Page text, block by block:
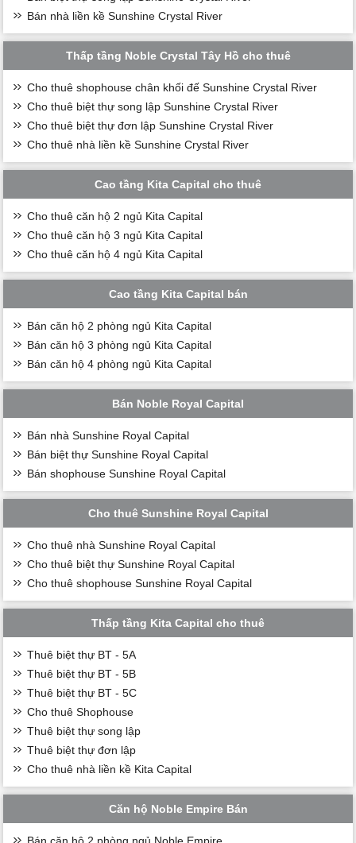
Bán nhà liền kề Sunshine Crystal River
Thấp tầng Noble Crystal Tây Hồ cho thuê
Cho thuê shophouse chân khối đế Sunshine Crystal River
Cho thuê biệt thự song lập Sunshine Crystal River
Cho thuê biệt thự đơn lập Sunshine Crystal River
Cho thuê nhà liền kề Sunshine Crystal River
Cao tầng Kita Capital cho thuê
Cho thuê căn hộ 2 ngủ Kita Capital
Cho thuê căn hộ 3 ngủ Kita Capital
Cho thuê căn hộ 4 ngủ Kita Capital
Cao tầng Kita Capital bán
Bán căn hộ 2 phòng ngủ Kita Capital
Bán căn hộ 3 phòng ngủ Kita Capital
Bán căn hộ 4 phòng ngủ Kita Capital
Bán Noble Royal Capital
Bán nhà Sunshine Royal Capital
Bán biệt thự Sunshine Royal Capital
Bán shophouse Sunshine Royal Capital
Cho thuê Sunshine Royal Capital
Cho thuê nhà Sunshine Royal Capital
Cho thuê biệt thự Sunshine Royal Capital
Cho thuê shophouse Sunshine Royal Capital
Thấp tầng Kita Capital cho thuê
Thuê biệt thự BT - 5A
Thuê biệt thự BT - 5B
Thuê biệt thự BT - 5C
Cho thuê Shophouse
Thuê biệt thự song lập
Thuê biệt thự đơn lập
Cho thuê nhà liền kề Kita Capital
Căn hộ Noble Empire Bán
Bán căn hộ 2 phòng ngủ Noble Empire